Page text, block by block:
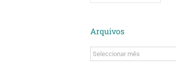
Arquivos
Arquivos